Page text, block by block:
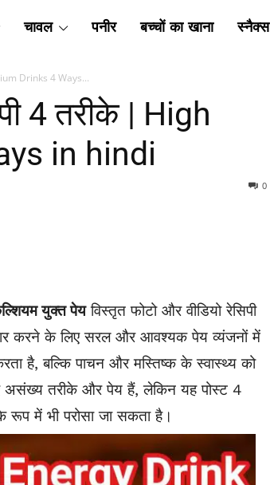
चावल पनीर बच्चों का खाना स्नैक्स
Drinks 4 Ways...
4 तरीके | High
in hindi
0
युक्त पेयविस्तृत फोटो और वीडियो रेसिपी
करने के लिए सरल और आवश्यक पेय व्यंजनों में
है, बल्कि पाचन और मस्तिष्क के स्वास्थ्य को
असंख्य तरीके और पेय हैं, लेकिन यह पोस्ट 4
रूप में भी परोसा जा सकता है।